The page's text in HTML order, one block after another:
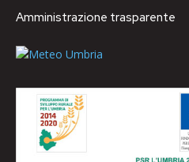
Amministrazione trasparente